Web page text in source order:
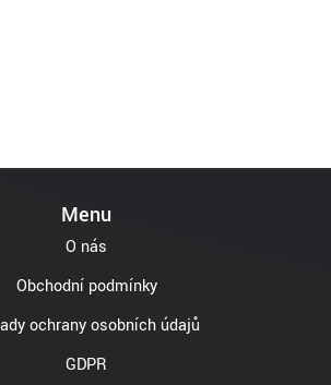
Menu
O nás
Obchodní podmínky
ochrany osobních údajů
GDPR